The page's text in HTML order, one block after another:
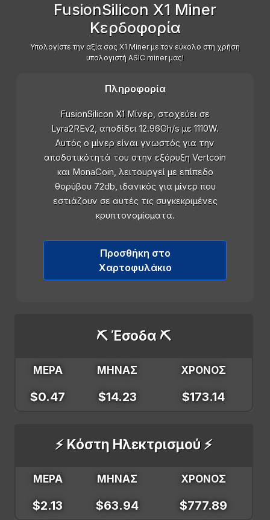
FusionSilicon X1 Miner
Κερδοφορία
Υπολογίστε την αξία σας X1 Miner με τον εύκολο στη χρήση
υπολογιστή ASIC miner μας!
Πληροφορία
FusionSilicon X1 Μίνερ, στοχεύει σε
Lyra2REv2, αποδίδει 12.96Gh/s με 1110W.
Αυτός ο μίνερ είναι γνωστός για την
αποδοτικότητά του στην εξόρυξη Vertcoin
και MonaCoin, λειτουργεί με επίπεδο
θορύβου 72db, ιδανικός για μίνερ που
εστιάζουν σε αυτές τις συγκεκριμένες
κρυπτονομίσματα.
Προσθήκη στο
Χαρτοφυλάκιο
⛏️ Έσοδα ⛏️
ΜΕΡΑ ΜΗΝΑΣ ΧΡΟΝΟΣ
$0.47 $14.23 $173.14
⚡ Κόστη Ηλεκτρισμού ⚡
ΜΕΡΑ ΜΗΝΑΣ ΧΡΟΝΟΣ
$2.13 $63.94 $777.89